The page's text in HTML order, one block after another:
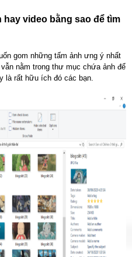
video bằng sao để tìm
gom những tấm ảnh ưng ý nhất
nằm trong thư mục chứa ảnh để
là rất hữu ích đó các bạn.